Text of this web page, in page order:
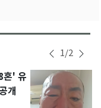
1/2
' 유
개